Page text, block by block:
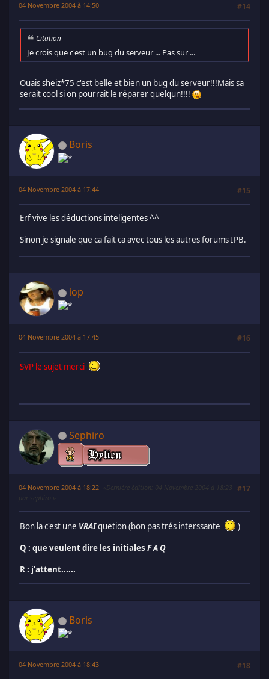
04 Novembre 2004 à 14:50 #14
Citation
Je crois que c'est un bug du serveur ... Pas sur ...
Ouais sheiz*75 c'est belle et bien un bug du serveur!!!Mais sa
serait cool si on pourrait le réparer quelqun!!!!
Boris
04 Novembre 2004 à 17:44 #15
Erf vive les déductions inteligentes ^^
Sinon je signale que ca fait ca avec tous les autres forums IPB.
iop
04 Novembre 2004 à 17:45 #16
SVP le sujet merci
Sephiro
04 Novembre 2004 à 18:22 #17
Dernière édition
: 04 Novembre 2004 à 18:23
Bon la c'est une VRAIquetion (bon pas trés interssante
)
Q : que veulent dire les initiales F A Q
R : j'attent......
Boris
04 Novembre 2004 à 18:43 #18